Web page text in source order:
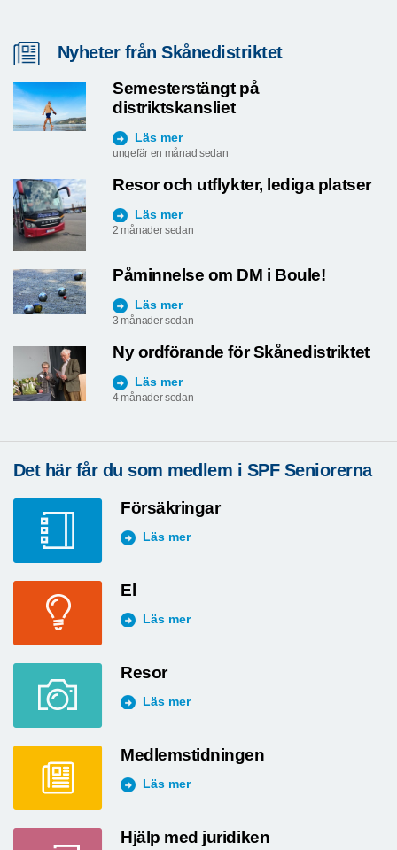
Nyheter från Skånedistriktet
Semesterstängt på
distriktskansliet
Läs mer
ungefär en månad sedan
Resor och utflykter, lediga platser
Läs mer
2 månader sedan
Påminnelse om DM i Boule!
Läs mer
3 månader sedan
Ny ordförande för Skånedistriktet
Läs mer
4 månader sedan
Det här får du som medlem i SPF Seniorerna
Försäkringar
Läs mer
El
Läs mer
Resor
Läs mer
Medlemstidningen
Läs mer
Hjälp med juridiken